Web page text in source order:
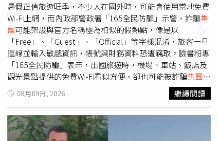
暑假正值旅遊旺季，不少人在國外時，可能會使用當地免費
Wi-Fi上網，而內政部警政署「165全民防騙」示警，詐騙集
團可能架設與官方名稱極為相似的假熱點，像是以
「Free」、「Guest」、「Official」等字樣混淆，旅客一旦
連線並輸入敏感資訊，帳號與財務資料恐遭竊取。臉書粉專
「165全民防騙」表示，出國旅遊時，機場、車站、飯店及
觀光景點提供的免費Wi-Fi看似方便，卻也可能被詐騙集團利
用，歹徒會架設與官方名稱極為相似的「假熱點」，例如在
名稱後方加上Free、Guest或Official等字，讓旅客誤以為是
合法網路。「165全民防騙」說，當旅客連上假Wi-Fi後，畫
面可能跳出偽造的登入頁面，要求輸入電子郵件、社群帳
號、網路銀行密碼、信用卡資料，甚至手機收到的一次性驗
08月09日, 2026 繼續閱讀